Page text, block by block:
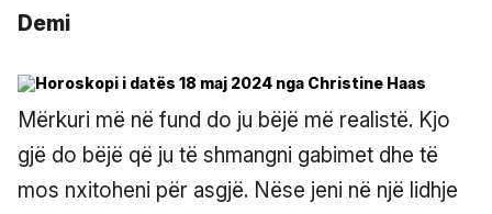
Demi
Mërkuri më në fund do ju bëjë më realistë. Kjo
gjë do bëjë që ju të shmangni gabimet dhe të
mos nxitoheni për asgjë. Nëse jeni në një lidhje